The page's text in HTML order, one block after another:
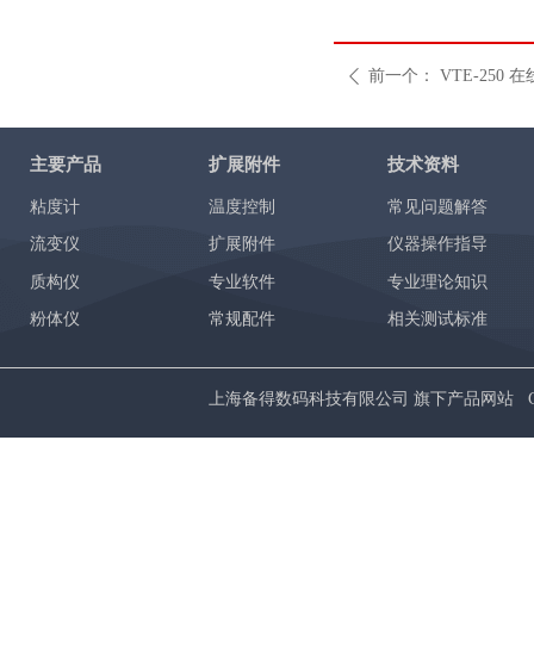
ꄴ 前一个： VTE-250 在
上海备得数码科技有限公司 旗下产品网站
常见问题解答
仪器操作指导
专业理论知识
相关测试标准
主要产品 技术资料
扩展附件
粘度计
流变仪
质构仪
粉体仪
温度控制
扩展附件
专业软件
常规配件